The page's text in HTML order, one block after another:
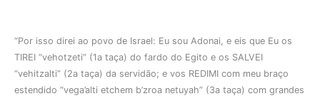
“Por isso direi ao povo de Israel: Eu sou Adonai, e eis que Eu os
TIREI “vehotzeti” (1a taça) do fardo do Egito e os SALVEI
“vehitzalti” (2a taça) da servidão; e vos REDIMI com meu braço
estendido “vega’alti etchem b’zroa netuyah” (3a taça) com grandes